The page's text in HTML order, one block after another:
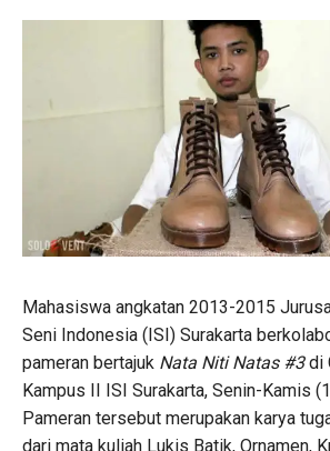
Mahasiswa angkatan 2013-2015
Seni Indonesia (ISI) Surakarta
pameran bertajuk Nata Niti Natas #3di
Kampus II ISI Surakarta, Senin-Kamis
Pameran tersebut merupakan karya
dari mata kuliah Lukis Batik, Ornamen,